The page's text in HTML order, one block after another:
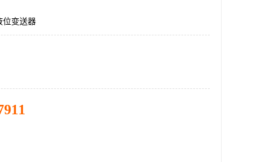
位变送器